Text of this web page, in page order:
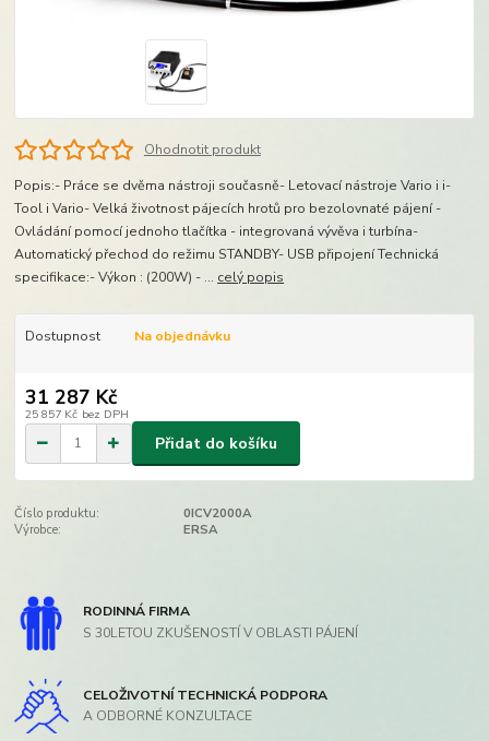
Ohodnotit produkt
Popis:- Práce se dvěma nástroji současně- Letovací nástroje Vario i i-
Tool i Vario- Velká životnost pájecích hrotů pro bezolovnaté pájení -
Ovládání pomocí jednoho tlačítka - integrovaná vývěva i turbína-
Automatický přechod do režimu STANDBY- USB připojení Technická
specifikace:- Výkon : (200W) - ... celý popis
Dostupnost Na objednávku
31 287 Kč
25 857 Kč bez DPH
Přidat do košíku
Číslo produktu:
0ICV2000A
Výrobce:
ERSA
RODINNÁ FIRMA
S 30LETOU ZKUŠENOSTÍ V OBLASTI PÁJENÍ
CELOŽIVOTNÍ TECHNICKÁ PODPORA
A ODBORNÉ KONZULTACE